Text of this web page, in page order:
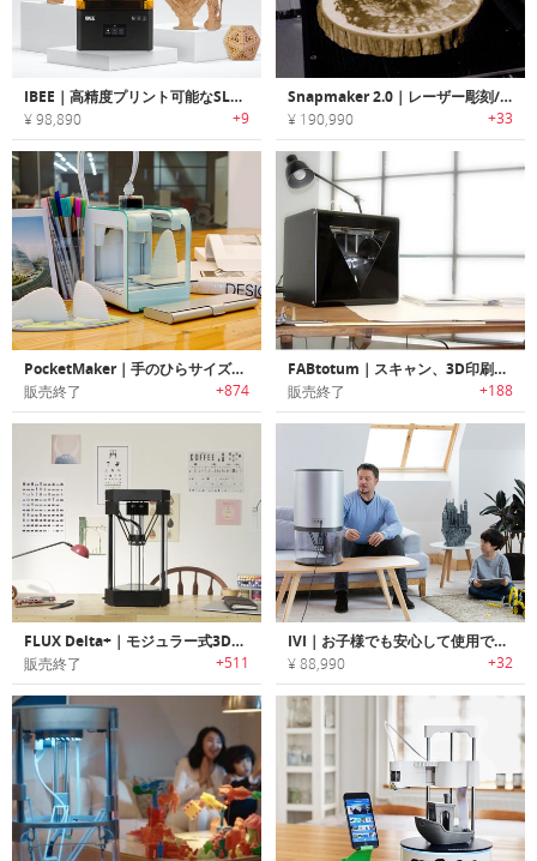
IBEE｜高精度プリント可能なSLAテクノロジー搭載LCD-SLA 3Dプリンター「アイビー」
¥ 98,890 +9
Snapmaker 2.0｜レーザー彫刻/カット/CNCクレービング可能な3-in-1 3D プリンター「スナップメーカー2.0」
¥ 190,990 +33
PocketMaker｜手のひらサイズのポータブル3Dプリンター「ポケットメーカー」
販売終了 +874
FABtotum｜スキャン、3D印刷、切り取り/ミル 多機能家庭用3Dマシン
販売終了 +188
FLUX Delta+｜モジュラー式3Dプリンター
販売終了 +511
IVI｜お子様でも安心して使用できる3-in-1クローズループ3Dプリンター「アイヴィー」
¥ 88,990 +32